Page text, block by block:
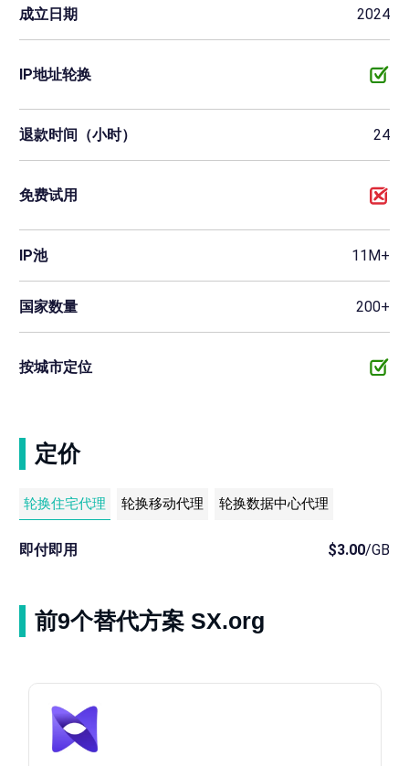
成立日期 2024
IP地址轮换
退款时间（小时） 24
免费试用
IP池 11M+
国家数量 200+
按城市定位
定价
轮换住宅代理 轮换移动代理 轮换数据中心代理
即付即用 $3.00/GB
前9个替代方案 SX.org